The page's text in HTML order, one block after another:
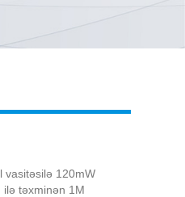
vasitəsilə 120mW
ilə təxminən 1M